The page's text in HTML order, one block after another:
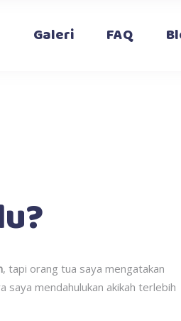
Galeri FAQ
, tapi orang tua saya mengatakan
saya mendahulukan akikah terlebih